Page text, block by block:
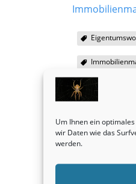
Um Ihnen ein
wir Daten wie das
werden.
SHARE THIS
Grundstücke